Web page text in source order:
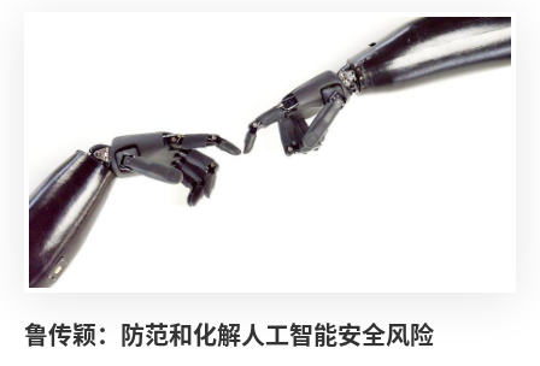
鲁传颖：防范和化解人工智能安全风险